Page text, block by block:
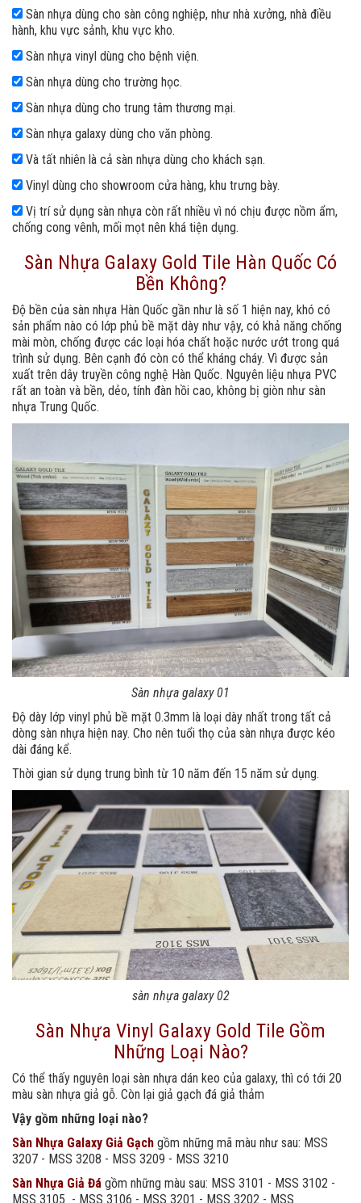
Sàn nhựa dùng cho sàn công nghiệp, như nhà xưởng, nhà điều
hành, khu vực sảnh, khu vực kho.
Sàn nhựa vinyl dùng cho bệnh viện.
Sàn nhựa dùng cho trường học.
Sàn nhựa dùng cho trung tâm thương mại.
Sàn nhựa galaxy dùng cho văn phòng.
Và tất nhiên là cả sàn nhựa dùng cho khách sạn.
Vinyl dùng cho showroom cửa hàng, khu trưng bày.
Vị trí sử dụng sàn nhựa còn rất nhiều vì nó chịu được nồm ẩm,
chống cong vênh, mối mọt nên khá tiện dụng.
Sàn Nhựa Galaxy Gold Tile Hàn Quốc Có
Bền Không?
Độ bền của sàn nhựa Hàn Quốc gần như là số 1 hiện nay, khó có
sản phẩm nào có lớp phủ bề mặt dày như vậy, có khả năng chống
mài mòn, chống được các loại hóa chất hoặc nước ướt trong quá
trình sử dụng. Bên cạnh đó còn có thể kháng cháy. Vì được sản
xuất trên dây truyền công nghệ Hàn Quốc. Nguyên liệu nhựa PVC
rất an toàn và bền, dẻo, tính đàn hồi cao, không bị giòn như sàn
nhựa Trung Quốc.
Sàn nhựa galaxy 01
Độ dày lớp vinyl phủ bề mặt 0.3mm là loại dày nhất trong tất cả
dòng sàn nhựa hiện nay. Cho nên tuổi thọ của sàn nhựa được kéo
dài đáng kể.
Thời gian sử dụng trung bình từ 10 năm đến 15 năm sử dụng.
sàn nhựa galaxy 02
Sàn Nhựa Vinyl Galaxy Gold Tile Gồm
Những Loại Nào?
Có thể thấy nguyên loại sàn nhựa dán keo của galaxy, thì có tới 20
màu sàn nhựa giả gỗ. Còn lại giả gạch đá giả thảm
Vậy gồm những loại nào?
Sàn Nhựa Galaxy Giả Gạch gồm những mã màu như sau: MSS
3207 - MSS 3208 - MSS 3209 - MSS 3210
Sàn Nhựa Giả Đá gồm những màu sau: MSS 3101 - MSS 3102 -
MSS 3105 - MSS 3106 - MSS 3201 - MSS 3202 - MSS